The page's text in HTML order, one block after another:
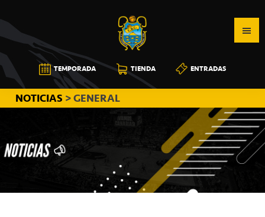
a
la
navegación
principal
al
contenido
principal
a
la
barra
lateral
principal
CB
CANARIAS
TEMPORADA TIENDA ENTRADAS
NOTICIAS > GENERAL